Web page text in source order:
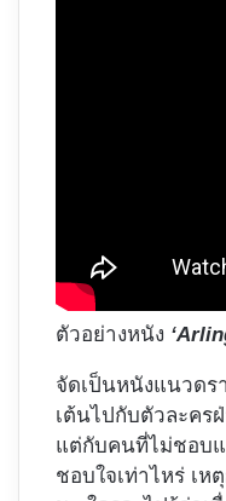
ตัวอย่างหนัง
จัดเป็นหนังแนวดร
เต้นไปกับตัวละคร
แต่กับคนที่ไม่ชอบแ
ชอบใจเท่าไหร่ เ